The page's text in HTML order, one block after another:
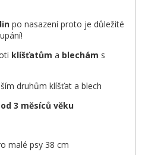
po nasazení proto je důležité
klíšťatům a blechám s
druhům klíšťat a blech
od 3 měsíců věku
malé psy 38 cm